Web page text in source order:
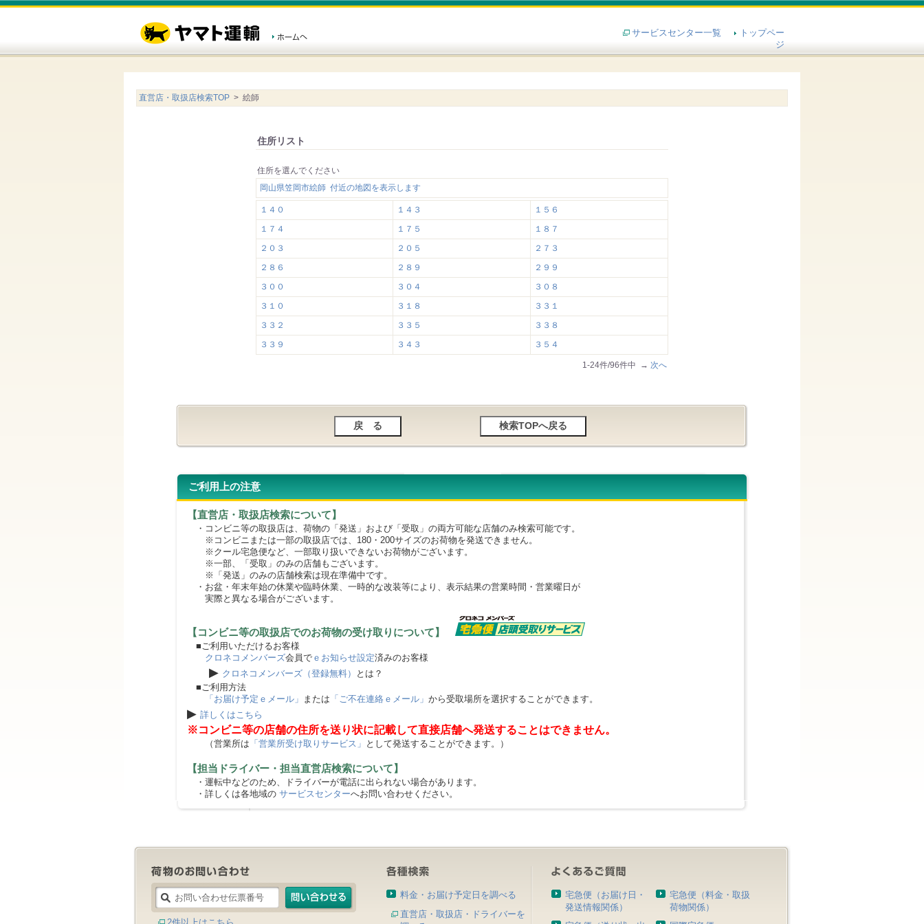
サービスセンター一覧
トップペー
ジ
直営店・取扱店検索TOP > 絵師
住所リスト
住所を選んでください
岡山県笠岡市絵師 付近の地図を表示します
１４０ １４３
１５６
１７４
１７５
１８７
２０３
２０５
２７３
２８６
２８９
２９９
３００
３０４
３０８
３１０
３１８
３３１
３３２
３３５
３３８
３３９
３４３ ３５４
1-24件/96件中 → 次へ
ご利用上の注意
【直営店・取扱店検索について】
・コンビニ等の取扱店は、荷物の「発送」および「受取」の両方可能な店舗のみ検索可能です。
※コンビニまたは一部の取扱店では、180・200サイズのお荷物を発送できません。
※クール宅急便など、一部取り扱いできないお荷物がございます。
※一部、「受取」のみの店舗もございます。
※「発送」のみの店舗検索は現在準備中です。
・お盆・年末年始の休業や臨時休業、一時的な改装等により、表示結果の営業時間・営業曜日が
実際と異なる場合がございます。
【コンビニ等の取扱店でのお荷物の受け取りについて】
■ご利用いただけるお客様
クロネコメンバーズ会員で ｅお知らせ設定済みのお客様
▶ クロネコメンバーズ（登録無料）
とは？
■ご利用方法
「お届け予定ｅメール」 または 「ご不在連絡ｅメール」 から受取場所を選択することができます。
▶ 詳しくはこちら
※コンビニ等の店舗の住所を送り状に記載して直接店舗へ発送することはできません。
（営業所は 「営業所受け取りサービス」 として発送することができます。）
【担当ドライバー・担当直営店検索について】
・運転中などのため、ドライバーが電話に出られない場合があります。
・詳しくは各地域の サービスセンターへお問い合わせください。
料金・お届け予定日を調べる
直営店・取扱店・ドライバーを
宅急便（お届け日・
発送情報関係）
宅急便（料金・取扱
荷物関係）